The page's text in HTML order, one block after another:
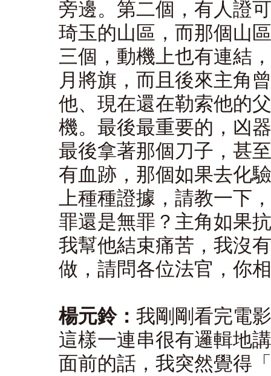
旁邊。第二個，有人證
琦玉的山區，而那個山
三個，動機上也有連結
月將旗，而且後來主角
他、現在還在勒索他的
機。最後最重要的，凶
最後拿著那個刀子，甚
有血跡，那個如果去化
上種種證據，請教一下
罪還是無罪？主角如果
我幫他結束痛苦，我沒
做，請問各位法官，你
楊元鈴： 我剛剛看完電
這樣一連串很有邏輯地
面前的話，我突然覺得